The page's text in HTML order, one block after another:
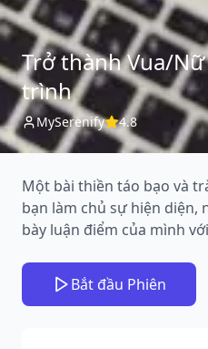
Trở thành Vua/
trình
MySerenify 4.8
Một bài thiền táo bạo và
bạn làm chủ sự hiện diện,
bày luận điểm của mình
Bắt đầu Phiên